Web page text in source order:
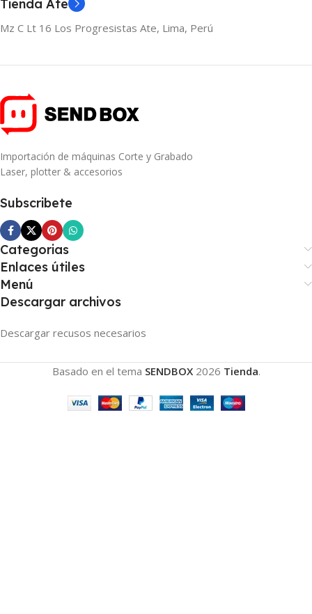
Tienda Ate
Mz C Lt 16 Los Progresistas Ate, Lima, Perú
Importación de máquinas Corte y Grabado
Laser, plotter & accesorios
Subscribete
Categorias
Enlaces útiles
Menú
Descargar archivos
Descargar recusos necesarios
Basado en el tema SENDBOX2026 Tienda.